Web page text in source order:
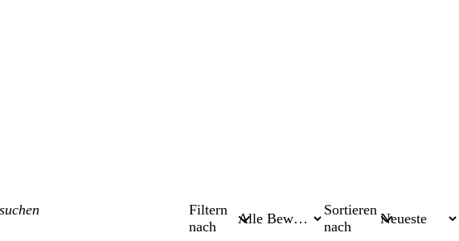
Filtern
nach
Sortieren
nach